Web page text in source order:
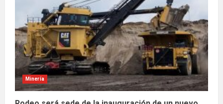
Minería